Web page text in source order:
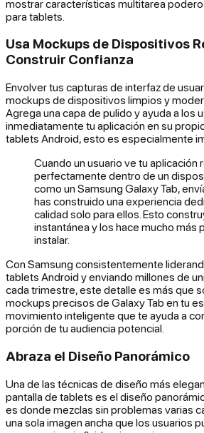
mostrar características multitarea
para tablets.
Usa Mockups de Dispositivos
Construir Confianza
Envolver tus capturas de interfaz de
mockups de dispositivos limpios y
Agrega una capa de pulido y ayuda a los
inmediatamente tu aplicación en su
tablets Android, esto es especialmente
Cuando un usuario ve tu aplicación
perfectamente dentro de un
como un Samsung Galaxy Tab,
has construido una experiencia
calidad solo para ellos. Esto
instantánea y los hace mucho más
instalar.
Con Samsung consistentemente
tablets Android y enviando millones de
cada trimestre, este detalle es más que
mockups precisos de Galaxy Tab en tu
movimiento inteligente que te ayuda a
porción de tu audiencia potencial.
Abraza el Diseño Panorámico
Una de las técnicas de diseño más
pantalla de tablets es el diseño
es donde mezclas sin problemas varias
una sola imagen ancha que los usuarios